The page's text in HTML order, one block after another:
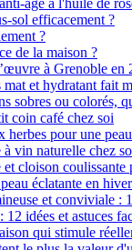
sol efficacement ?
?
de la maison ?
à Grenoble en
et hydratant fait
sobres ou colorés,
coin café chez soi
pour une
à vin naturelle chez
cloison coulissante
éclatante en
et conviviale :
idées et astuces
qui stimule